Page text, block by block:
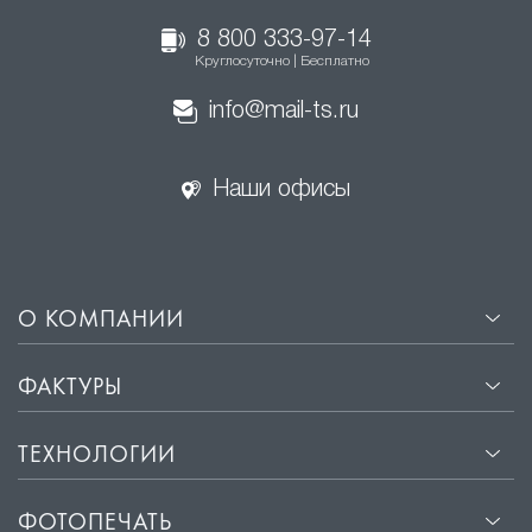
спокойную атмосферу без видимых источников
Комбинирование разных типов подсветки делает
разные сценарии использования.
8 800 333-97-14
Круглосуточно | Бесплатно
info@mail-ts.ru
Наши офисы
О КОМПАНИИ
ФАКТУРЫ
ТЕХНОЛОГИИ
ФОТОПЕЧАТЬ